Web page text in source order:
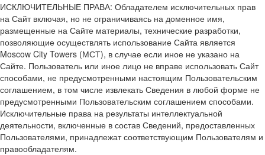
ИСКЛЮЧИТЕЛЬНЫЕ ПРАВА: Обладателем исключительных прав
на Сайт включая, но не ограничиваясь на доменное имя,
размещенные на Сайте материалы, технические разработки,
позволяющие осуществлять использование Сайта является
Moscow City Towers (МСТ), в случае если иное не указано на
Сайте. Пользователь или иное лицо не вправе использовать Сайт
способами, не предусмотренными настоящим Пользовательским
соглашением, в том числе извлекать Сведения в любой форме не
предусмотренными Пользовательским соглашением способами.
Исключительные права на результаты интеллектуальной
деятельности, включенные в состав Сведений, предоставленных
Пользователями, принадлежат соответствующим Пользователям и
правообладателям.